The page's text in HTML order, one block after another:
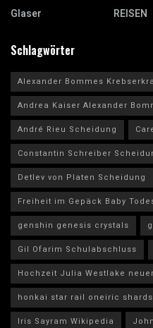
Glaser
REISEN
Schlagwörter
Alexander Bommes
Andrea Kaiser Alexander
André Rieu Scheidung
Constantin Schreiber
Detlev von Platen Scheidung
Freiheit im Gepäck Baby
genshin genesis crystals
Gil Ofarim Schulabschluss
Hochzeit Julia Westlake
honkai star rail oneiric shards
Iris Sayram Wikipedia